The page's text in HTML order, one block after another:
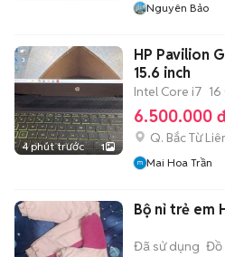
Nguyên Bảo
4 phút trước 1
HP Pavilion
15.6 inch
Intel Core i7 16
6.500.000
Q. Bắc Từ
Mai Hoa Trần
Bộ nỉ trẻ em
Đã sử dụng Đồ